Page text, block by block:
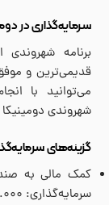
سرمایه‌گذاری در
قدیمی‌ترین و
می‌توانید با
شهروندی
گزینه‌های
سرمایه‌گذاری: ۲۰۰.۰۰۰ دلار آمریکا برای یک نفر.